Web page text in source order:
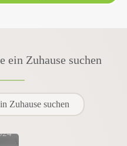
ein Zuhause suchen
Zuhause suchen